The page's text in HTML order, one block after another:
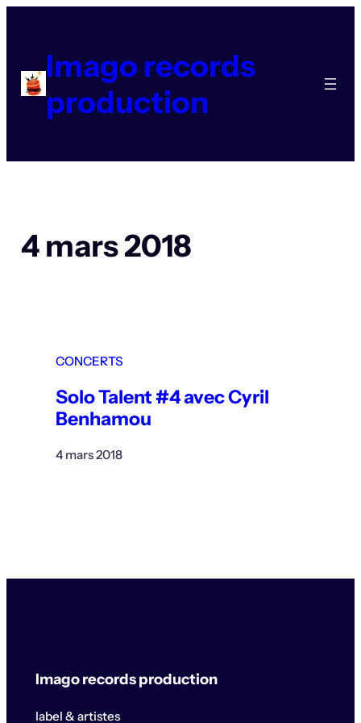
contenuImago records
production
4 mars 2018
CONCERTS
Solo Talent #4 avec Cyril
Benhamou
4 mars 2018
Imago records production
label & artistes